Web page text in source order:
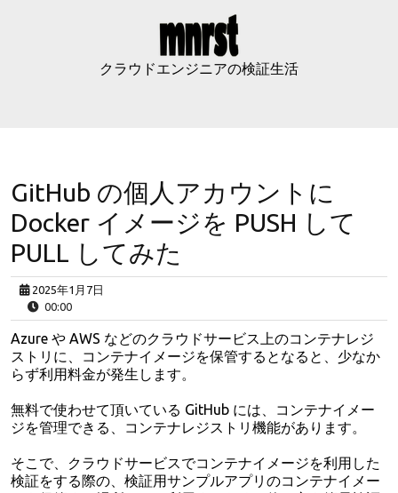
クラウドエンジニアの検証生活
GitHub の個人アカウントに
Docker イメージを PUSH して
PULL してみた
2025年1月7日
00:00
Azure や AWS などのクラウドサービス上のコンテナレジ
ストリに、コンテナイメージを保管するとなると、少なか
らず利用料金が発生します。
無料で使わせて頂いている GitHub には、コンテナイメー
ジを管理できる、コンテナレジストリ機能があります。
そこで、クラウドサービスでコンテナイメージを利用した
検証をする際の、検証用サンプルアプリのコンテナイメー